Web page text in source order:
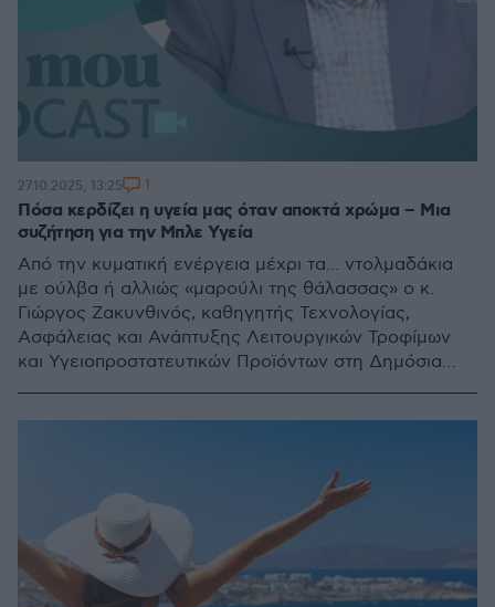
Πόσα κερδίζει η υγεία μας όταν αποκτά χρώμα – Μια
συζήτηση για την Μπλε Υγεία
Από την κυματική ενέργεια μέχρι τα... ντολμαδάκια
με ούλβα ή αλλιώς «μαρούλι της θάλασσας» ο κ.
Γιώργος Ζακυνθινός, καθηγητής Τεχνολογίας,
Ασφάλειας και Ανάπτυξης Λειτουργικών Τροφίμων
και Υγειοπροστατευτικών Προϊόντων στη Δημόσια
27.10.2025, 13:25 1